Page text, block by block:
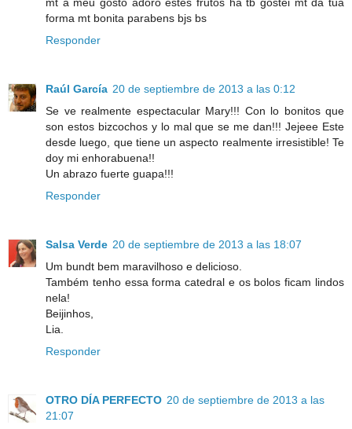
forma mt bonita parabens bjs bs
Responder
Raúl García 20 de septiembre de 2013 a las 0:12
Se ve realmente espectacular Mary!!! Con lo bonitos que
son estos bizcochos y lo mal que se me dan!!! Jejeee Este
desde luego, que tiene un aspecto realmente irresistible! Te
doy mi enhorabuena!!
Un abrazo fuerte guapa!!!
Responder
Salsa Verde 20 de septiembre de 2013 a las 18:07
Um bundt bem maravilhoso e delicioso.
Também tenho essa forma catedral e os bolos ficam lindos
nela!
Beijinhos,
Lia.
Responder
OTRO DÍA PERFECTO 20 de septiembre de 2013 a las
21:07